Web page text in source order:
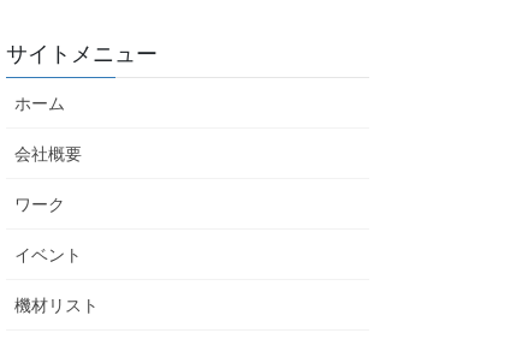
サイトメニュー
ホーム
会社概要
ワーク
イベント
機材リスト